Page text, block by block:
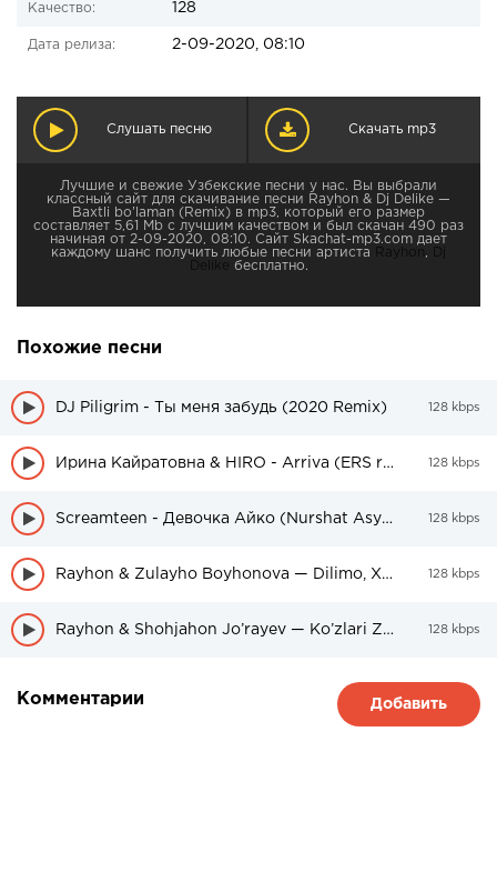
Качество: 128
Дата релиза: 2-09-2020, 08:10
Слушать песню Скачать mp3
Лучшие и свежие Узбекские песни у нас. Вы выбрали
классный сайт для скачивание песни Rayhon & Dj Delike —
Baxtli bo’laman (Remix) в mp3, который его размер
составляет 5,61 Mb с лучшим качеством и был скачан 490 раз
начиная от 2-09-2020, 08:10. Сайт Skachat-mp3.com дает
каждому шанс получить любые песни артиста
Rayhon
бесплатно.
Похожие песни
DJ Piligrim - Ты меня забудь (2020 Remix) 128 kbps
Ирина Кайратовна & HIRO - Arriva (ERS remix) 128 kbps
Screamteen - Девочка Айко (Nurshat Asymov remix) 2020 128 kbps
Rayhon & Zulayho Boyhonova — Dilimo, Xay-xay 128 kbps
Rayhon & Shohjahon Jo’rayev — Ko’zlari Zebo 128 kbps
Комментарии Добавить